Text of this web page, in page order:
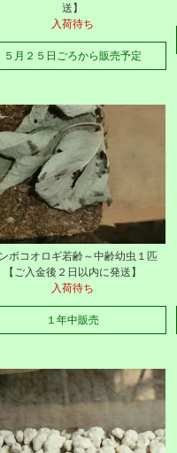
送】
入荷待ち
５月２５日ごろから販売予定
ボコオロギ若齢～中齢幼虫１匹
【ご入金後２日以内に発送】
入荷待ち
１年中販売